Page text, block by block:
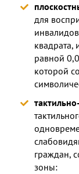
для
равной
которой
граждан,
зоны: